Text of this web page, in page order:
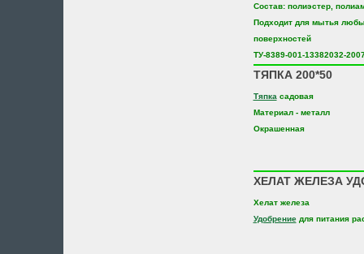
Состав: полиэстер,
Подходит для мытья
поверхностей
ТУ-8389-001-13382032-
ТЯПКА 200*50
Тяпка садовая
Материал - металл
Окрашенная
ХЕЛАТ ЖЕЛЕЗА
Хелат железа
Удобрениедля питания